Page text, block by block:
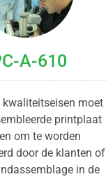
A-610
kwaliteitseisen moet
printplaat
om te worden
door de klanten of
in de